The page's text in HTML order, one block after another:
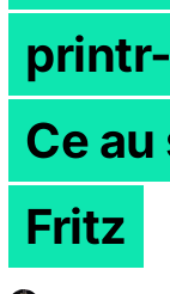
Ce
Fritz